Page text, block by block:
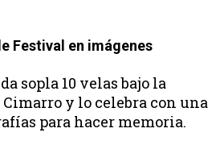
Festival en imágenes
sopla 10 velas bajo la
y lo celebra con una
para hacer memoria.